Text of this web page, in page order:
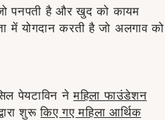
जो पनपती है और खुद को कायम
में योगदान करती है जो अलगाव को
पेयटाविन नेमहिला फाउंडेशन
शुरूकिए गए महिला आर्थिक